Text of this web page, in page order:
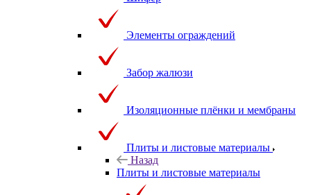
Элементы ограждений
Забор жалюзи
Изоляционные плёнки и мембраны
Плиты и листовые материалы
Назад
Плиты и листовые материалы